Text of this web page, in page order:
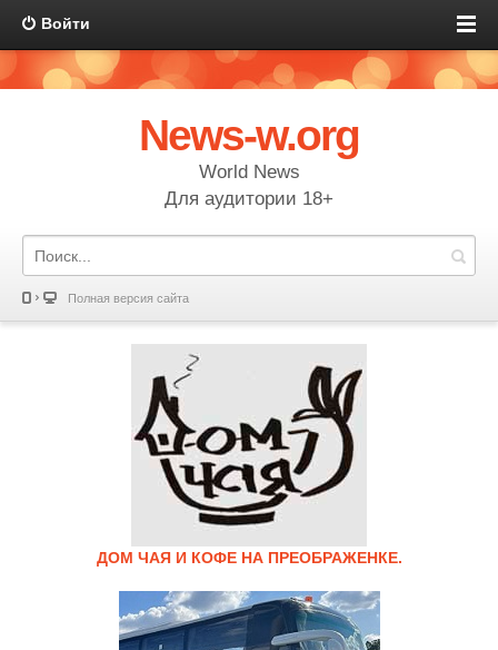
Войти
News-w.org
World News
Для аудитории 18+
Полная версия сайта
ДОМ ЧАЯ И КОФЕ НА ПРЕОБРАЖЕНКЕ.